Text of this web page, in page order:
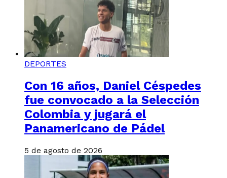
DEPORTES
Con 16 años, Daniel Céspedes
fue convocado a la Selección
Colombia y jugará el
Panamericano de Pádel
5 de agosto de 2026